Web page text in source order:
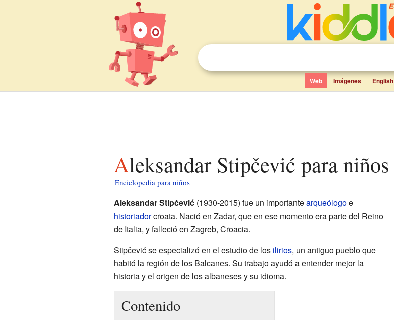
Web Imágenes English
Aleksandar Stipčević para niños
Enciclopedia para niños
Aleksandar Stipčević(1930-2015) fue un importantearqueólogoe
historiadorcroata. Nació en Zadar, que en ese momento era parte del Reino
de Italia, y falleció en Zagreb, Croacia.
Stipčević se especializó en el estudio de los ilirios, un antiguo pueblo que
habitó la región de los Balcanes. Su trabajo ayudó a entender mejor la
historia y el origen de los albaneses y su idioma.
Contenido